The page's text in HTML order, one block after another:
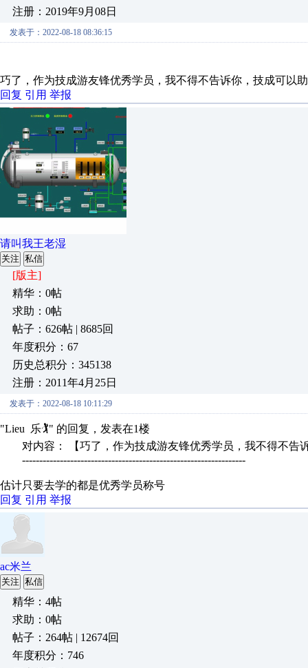
注册：2019年9月08日
发表于：2022-08-18 08:36:15
巧了，作为技成游友锋优秀学员，我不得不告诉你，技成可以
回复 引用 举报
请叫我王老湿
关注 私信
[版主]
精华：0帖
求助：0帖
帖子：626帖 | 8685回
年度积分：67
历史总积分：345138
注册：2011年4月25日
发表于：2022-08-18 10:11:29
"Lieu 乐🏌" 的回复，发表在1楼
对内容： 【巧了，作为技成游友锋优秀学员，我不得不告
-----------------------------------------------------------------
估计只要去学的都是优秀学员称号
回复 引用 举报
ac米兰
关注 私信
精华：4帖
求助：0帖
帖子：264帖 | 12674回
年度积分：746